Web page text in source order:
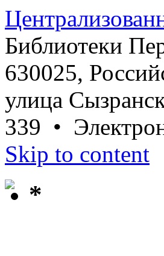
Библиотеки
630025,
улица
339 •
Skip to content
*